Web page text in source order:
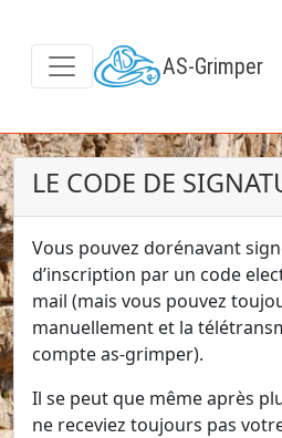
AS-Grimper
LE CODE DE
Vous pouvez dorénavant
d’inscription par un code
mail (mais vous pouvez
manuellement et la
compte as-grimper).
Il se peut que même après
ne receviez toujours pas